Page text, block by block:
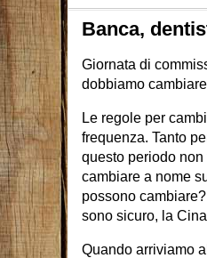
Banca,
Giornata di
dobbiamo
Le regole per
frequenza. Tanto
questo periodo
cambiare a nome
possono
sono sicuro, la
Quando arriviamo